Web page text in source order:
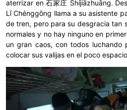
aterrizar en 石家庄 Shíjiāzhuāng.
Lǐ Chénggōng llama a su asistente
de tren, pero para su desgracia tan
normales y no hay ninguno en
un gran caos, con todos luchando
colocar sus valijas en el poco